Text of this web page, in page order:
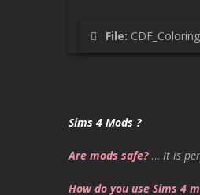
File:
Sims 4 Mods ?
Are mods safe?… It is
How do you use Sims 4